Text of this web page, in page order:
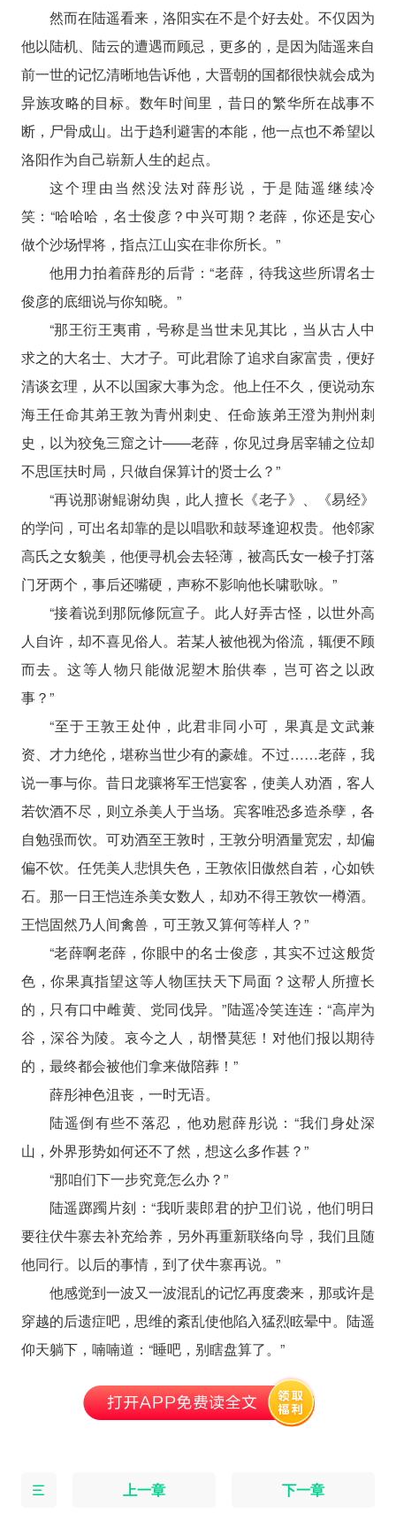
然而在陆遥看来，洛阳实在不是个好去处。不仅因为
他以陆机、陆云的遭遇而顾忌，更多的，是因为陆遥来自
前一世的记忆清晰地告诉他，大晋朝的国都很快就会成为
异族攻略的目标。数年时间里，昔日的繁华所在战事不
断，尸骨成山。出于趋利避害的本能，他一点也不希望以
洛阳作为自己崭新人生的起点。
这个理由当然没法对薛彤说，于是陆遥继续冷
笑：“哈哈哈，名士俊彦？中兴可期？老薛，你还是安心
做个沙场悍将，指点江山实在非你所长。”
他用力拍着薛彤的后背：“老薛，待我这些所谓名士
俊彦的底细说与你知晓。”
“那王衍王夷甫，号称是当世未见其比，当从古人中
求之的大名士、大才子。可此君除了追求自家富贵，便好
清谈玄理，从不以国家大事为念。他上任不久，便说动东
海王任命其弟王敦为青州刺史、任命族弟王澄为荆州刺
史，以为狡兔三窟之计——老薛，你见过身居宰辅之位却
不思匡扶时局，只做自保算计的贤士么？”
“再说那谢鲲谢幼舆，此人擅长《老子》、《易经》
的学问，可出名却靠的是以唱歌和鼓琴逢迎权贵。他邻家
高氏之女貌美，他便寻机会去轻薄，被高氏女一梭子打落
门牙两个，事后还嘴硬，声称不影响他长啸歌咏。”
“接着说到那阮修阮宣子。此人好弄古怪，以世外高
人自许，却不喜见俗人。若某人被他视为俗流，辄便不顾
而去。这等人物只能做泥塑木胎供奉，岂可咨之以政
事？”
“至于王敦王处仲，此君非同小可，果真是文武兼
资、才力绝伦，堪称当世少有的豪雄。不过……老薛，我
说一事与你。昔日龙骧将军王恺宴客，使美人劝酒，客人
若饮酒不尽，则立杀美人于当场。宾客唯恐多造杀孽，各
自勉强而饮。可劝酒至王敦时，王敦分明酒量宽宏，却偏
偏不饮。任凭美人悲惧失色，王敦依旧傲然自若，心如铁
石。那一日王恺连杀美女数人，却劝不得王敦饮一樽酒。
王恺固然乃人间禽兽，可王敦又算何等样人？”
“老薛啊老薛，你眼中的名士俊彦，其实不过这般货
色，你果真指望这等人物匡扶天下局面？这帮人所擅长
的，只有口中雌黄、党同伐异。”陆遥冷笑连连：“高岸为
谷，深谷为陵。哀今之人，胡憯莫惩！对他们报以期待
的，最终都会被他们拿来做陪葬！”
薛彤神色沮丧，一时无语。
陆遥倒有些不落忍，他劝慰薛彤说：“我们身处深
山，外界形势如何还不了然，想这么多作甚？”
“那咱们下一步究竟怎么办？”
陆遥踯躅片刻：“我听裴郎君的护卫们说，他们明日
要往伏牛寨去补充给养，另外再重新联络向导，我们且随
他同行。以后的事情，到了伏牛寨再说。”
他感觉到一波又一波混乱的记忆再度袭来，那或许是
穿越的后遗症吧，思维的紊乱使他陷入猛烈眩晕中。陆遥
仰天躺下，喃喃道：“睡吧，别瞎盘算了。”
上一章 下一章